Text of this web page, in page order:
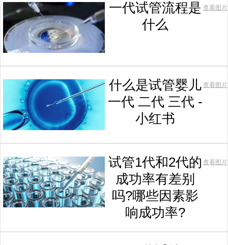
一代试管流程是
什么
查看图片
什么是试管婴儿
一代 二代 三代 -
小红书
查看图片
试管1代和2代的
成功率有差别
吗?哪些因素影
响成功率?
查看图片